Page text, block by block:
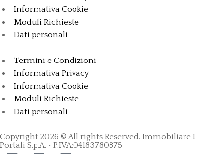
Informativa Cookie
Moduli Richieste
Dati personali
Termini e Condizioni
Informativa Privacy
Informativa Cookie
Moduli Richieste
Dati personali
Copyright 2026 © All rights Reserved. Immobiliare I
Portali S.p.A. • P.IVA:04183780875